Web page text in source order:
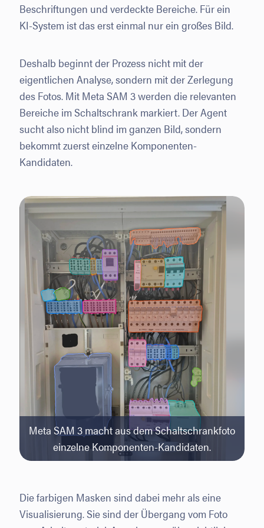
Beschriftungen und verdeckte Bereiche. Für ein
KI-System ist das erst einmal nur ein großes Bild.
Deshalb beginnt der Prozess nicht mit der
eigentlichen Analyse, sondern mit der Zerlegung
des Fotos. Mit Meta SAM 3 werden die relevanten
Bereiche im Schaltschrank markiert. Der Agent
sucht also nicht blind im ganzen Bild, sondern
bekommt zuerst einzelne Komponenten-
Kandidaten.
Meta SAM 3 macht aus dem Schaltschrankfoto
einzelne Komponenten-Kandidaten.
Die farbigen Masken sind dabei mehr als eine
Visualisierung. Sie sind der Übergang vom Foto